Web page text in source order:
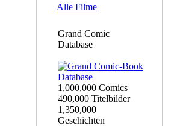
Alle Filme
Grand Comic
Database
1,000,000 Comics
490,000 Titelbilder
1,350,000
Geschichten